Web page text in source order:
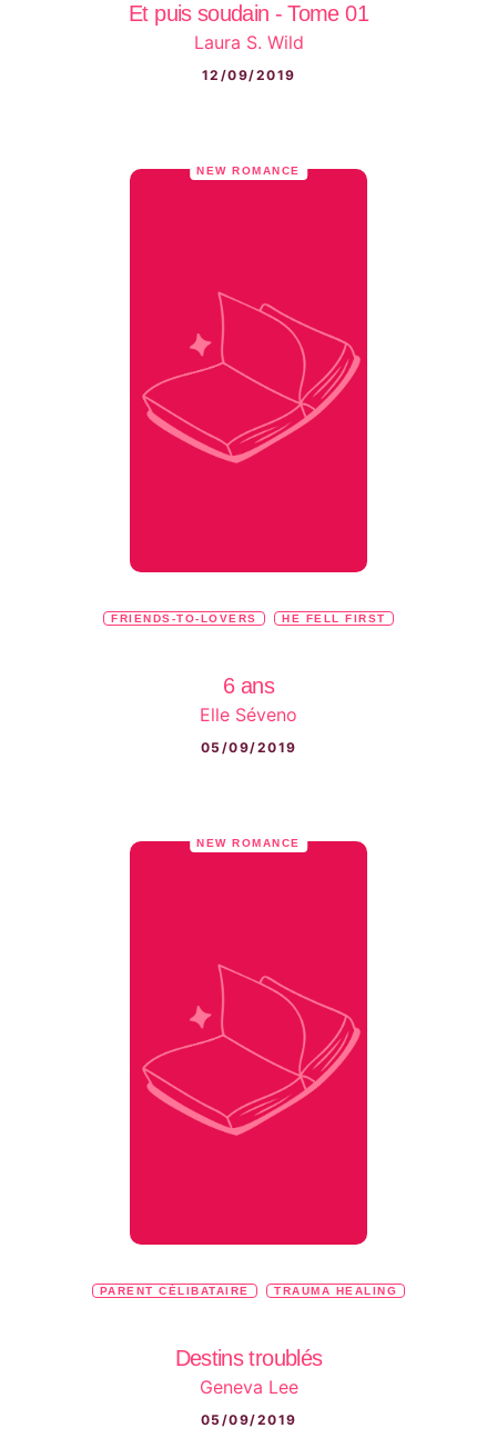
Et puis soudain - Tome 01
Laura S. Wild
12/09/2019
NEW ROMANCE
FRIENDS-TO-LOVERS HE FELL FIRST
6 ans
Elle Séveno
05/09/2019
NEW ROMANCE
PARENT CÉLIBATAIRE TRAUMA HEALING
Destins troublés
Geneva Lee
05/09/2019